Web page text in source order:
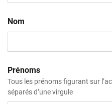
Nom
Prénoms
Tous les prénoms figurant sur
séparés d’une virgule